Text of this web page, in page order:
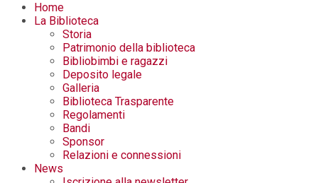
Home
La Biblioteca
Storia
Patrimonio della biblioteca
Bibliobimbi e ragazzi
Deposito legale
Galleria
Biblioteca Trasparente
Regolamenti
Bandi
Sponsor
Relazioni e connessioni
News